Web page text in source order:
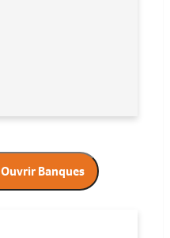
Ouvrir Banques